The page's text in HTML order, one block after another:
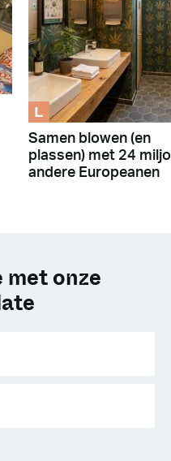
L
Samen blowen (en
plassen) met 24
andere Europeanen
onze